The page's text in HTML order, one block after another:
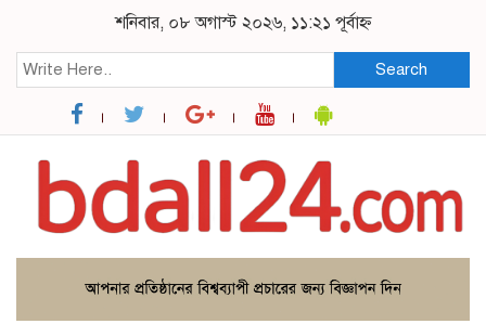
শনিবার, ০৮ অগাস্ট ২০২৬, ১১:২১ পূর্বাহ্ন
Search